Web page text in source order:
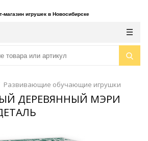
магазин игрушек в Новосибирске
Развивающие обучающие игрушки
ДЕРЕВЯННЫЙ МЭРИ